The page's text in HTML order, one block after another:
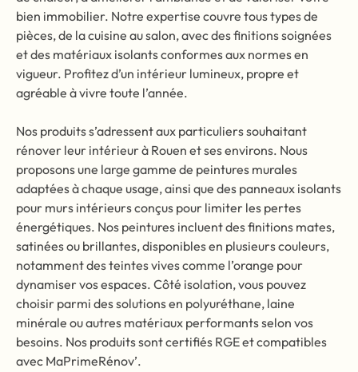
bien immobilier. Notre expertise couvre tous types de
pièces, de la cuisine au salon, avec des finitions soignées
et des matériaux isolants conformes aux normes en
vigueur. Profitez d’un intérieur lumineux, propre et
agréable à vivre toute l’année.
Nos produits s’adressent aux particuliers souhaitant
rénover leur intérieur à Rouen et ses environs. Nous
proposons une large gamme de peintures murales
adaptées à chaque usage, ainsi que des panneaux isolants
pour murs intérieurs conçus pour limiter les pertes
énergétiques. Nos peintures incluent des finitions mates,
satinées ou brillantes, disponibles en plusieurs couleurs,
notamment des teintes vives comme l’orange pour
dynamiser vos espaces. Côté isolation, vous pouvez
choisir parmi des solutions en polyuréthane, laine
minérale ou autres matériaux performants selon vos
besoins. Nos produits sont certifiés RGE et compatibles
avec MaPrimeRénov’.